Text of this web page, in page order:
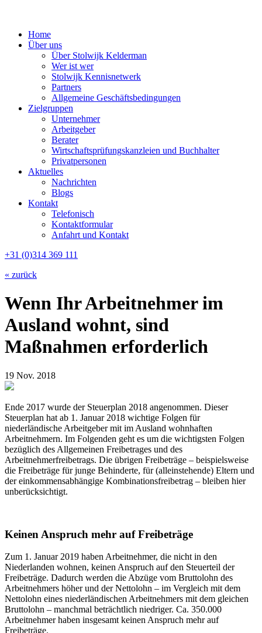
Home
Über uns
Über Stolwijk Kelderman
Wer ist wer
Stolwijk Kennisnetwerk
Partners
Allgemeine Geschäftsbedingungen
Zielgruppen
Unternehmer
Arbeitgeber
Berater
Wirtschaftsprüfungskanzleien und Buchhalter
Privatpersonen
Aktuelles
Nachrichten
Blogs
Kontakt
Telefonisch
Kontaktformular
Anfahrt und Kontakt
+31 (0)314 369 111
« zurück
Wenn Ihr Arbeitnehmer im
Ausland wohnt, sind
Maßnahmen erforderlich
19 Nov. 2018
Ende 2017 wurde der Steuerplan 2018 angenommen. Dieser
Steuerplan hat ab 1. Januar 2018 wichtige Folgen für
niederländische Arbeitgeber mit im Ausland wohnhaften
Arbeitnehmern. Im Folgenden geht es um die wichtigsten Folgen
bezüglich des Allgemeinen Freibetrages und des
Arbeitnehmerfreibetrags. Die übrigen Freibeträge – beispielsweise
die Freibeträge für junge Behinderte, für (alleinstehende) Eltern und
der einkommensabhängige Kombinationsfreibetrag – bleiben hier
unberücksichtigt.
Keinen Anspruch mehr auf Freibeträge
Zum 1. Januar 2019 haben Arbeitnehmer, die nicht in den
Niederlanden wohnen, keinen Anspruch auf den Steuerteil der
Freibeträge. Dadurch werden die Abzüge vom Bruttolohn des
Arbeitnehmers höher und der Nettolohn – im Vergleich mit dem
Nettolohn eines niederländischen Arbeitnehmers mit dem gleichen
Bruttolohn – manchmal beträchtlich niedriger. Ca. 350.000
Arbeitnehmer haben insgesamt keinen Anspruch mehr auf
Freibeträge.